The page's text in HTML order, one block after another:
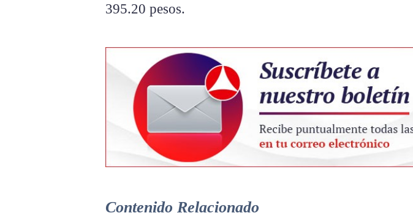
395.20 pesos.
Contenido Relacionado